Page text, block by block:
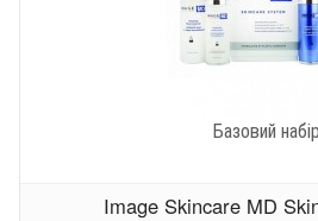
Базовий набір
Image Skincare MD